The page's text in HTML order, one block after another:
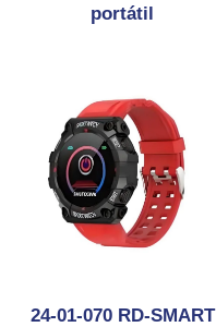
portátil
24-01-070 RD-SMART